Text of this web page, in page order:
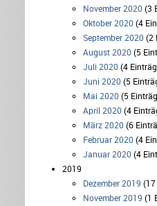
November 2020 (3
Oktober 2020 (4
September 2020 (2
August 2020 (5
Juli 2020 (4
Juni 2020 (5
Mai 2020 (5
April 2020 (4
März 2020 (6
Februar 2020 (4
Januar 2020 (4
2019
Dezember 2019
November 2019 (1